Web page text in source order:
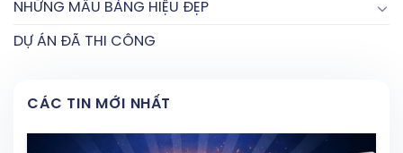
NHỮNG MẪU BẢNG HIỆU ĐẸP
DỰ ÁN ĐÃ THI CÔNG
CÁC TIN MỚI NHẤT